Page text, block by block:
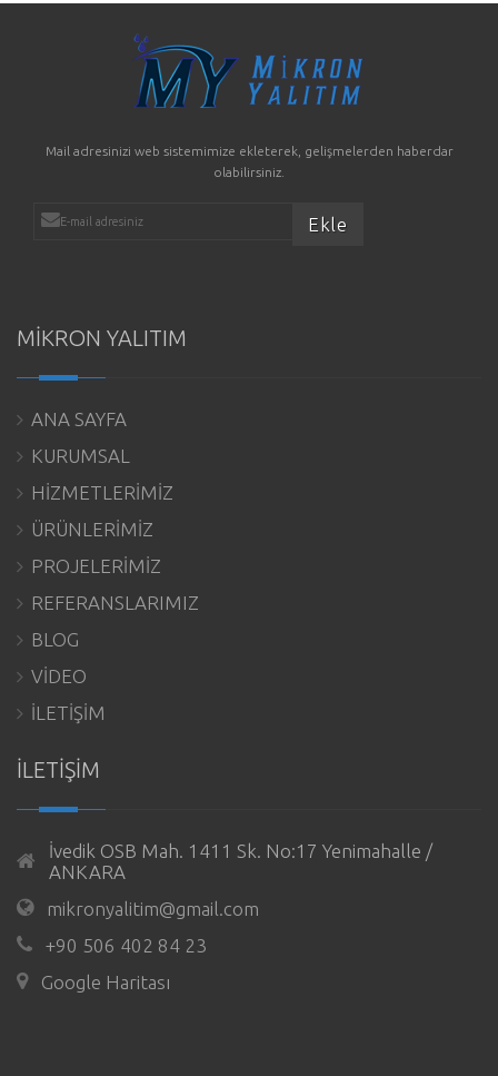
Mail adresinizi web sistemimize ekleterek, gelişmelerden haberdar
olabilirsiniz.
MİKRON YALITIM
ANA SAYFA
KURUMSAL
HİZMETLERİMİZ
ÜRÜNLERİMİZ
PROJELERİMİZ
REFERANSLARIMIZ
BLOG
VİDEO
İLETİŞİM
İLETİŞİM
İvedik OSB Mah. 1411 Sk. No:17 Yenimahalle /
ANKARA
mikronyalitim@gmail.com
+90 506 402 84 23
Google Haritası